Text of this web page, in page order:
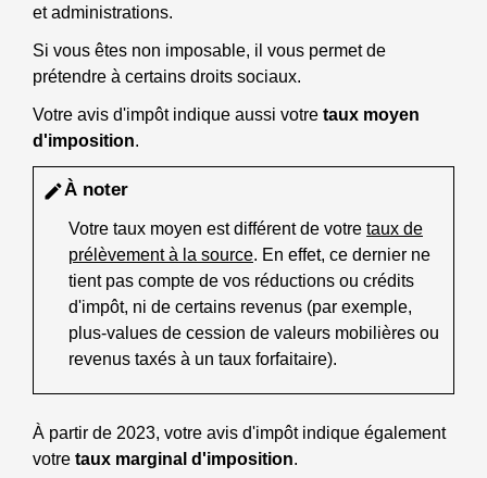
et administrations.
Si vous êtes non imposable, il vous permet de
prétendre à certains droits sociaux.
Votre avis d'impôt indique aussi votre taux moyen
d'imposition.
editÀ noter
Votre taux moyen est différent de votre taux de
prélèvement à la source. En effet, ce dernier ne
tient pas compte de vos réductions ou crédits
d'impôt, ni de certains revenus (par exemple,
plus-values de cession de valeurs mobilières ou
revenus taxés à un taux forfaitaire).
À partir de 2023, votre avis d'impôt indique également
votre taux marginal d'imposition.